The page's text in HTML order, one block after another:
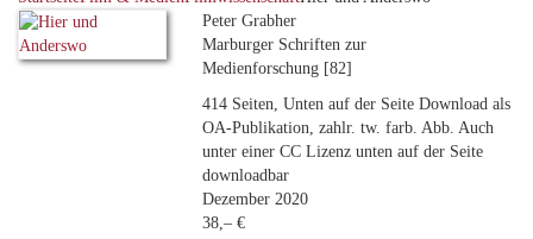
Peter Grabher
Marburger Schriften zur
Medienforschung [82]
414 Seiten, Unten auf der Seite Download als
OA-Publikation, zahlr. tw. farb. Abb. Auch
unter einer CC Lizenz unten auf der Seite
downloadbar
Dezember 2020
38,– €